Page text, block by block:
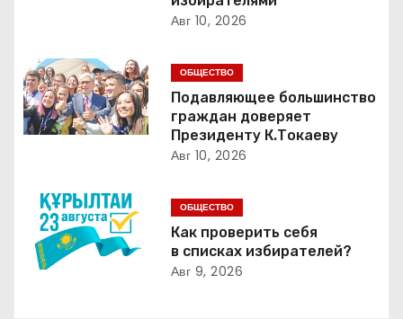
я
п
з
а
п
Авг 10, 2026
ОБЩЕСТВО
Подавляющее большинство
граждан доверяет
Президенту К.Токаеву
Авг 10, 2026
ОБЩЕСТВО
Как проверить себя
в списках избирателей?
Авг 9, 2026